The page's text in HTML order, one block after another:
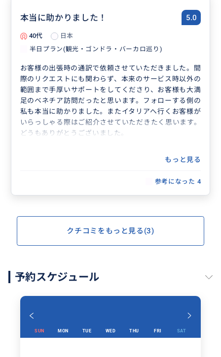
本当に助かりました！ 5.0
40代
日本
半日プラン(観光・ゴンドラ・バーカロ巡り)
お客様の出張時の通訳で依頼させていただきました。間
際のリクエストにも関わらず、本来のサービス時以外の
範囲まで手厚いサポートをしてくださり、お客様も大満
足のベネチア訪問だったと思います。フォローする側の
私も本当に助かりました。またイタリアへ行くお客様が
いらっしゃる際はご紹介させていただきたく思います。
どうもありがとうございました。
もっと見る
参考になった 4
クチコミをもっと見る(3)
予約スケジュール
SUN MON TUE WED THU FRI SAT